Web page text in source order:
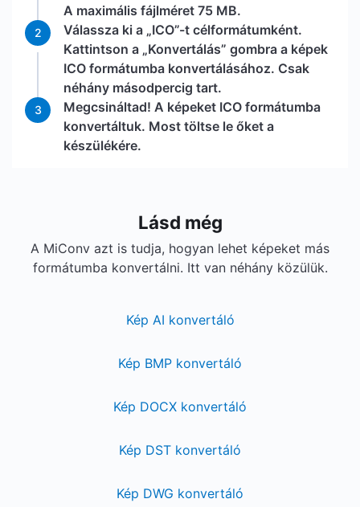
A maximális fájlméret 75 MB.
2
Válassza ki a „ICO”-t célformátumként.
Kattintson a „Konvertálás” gombra a képek
ICO formátumba konvertálásához. Csak
néhány másodpercig tart.
3
Megcsináltad! A képeket ICO formátumba
konvertáltuk. Most töltse le őket a
készülékére.
Lásd még
A MiConv azt is tudja, hogyan lehet képeket más
formátumba konvertálni. Itt van néhány közülük.
Kép AI konvertáló
Kép BMP konvertáló
Kép DOCX konvertáló
Kép DST konvertáló
Kép DWG konvertáló